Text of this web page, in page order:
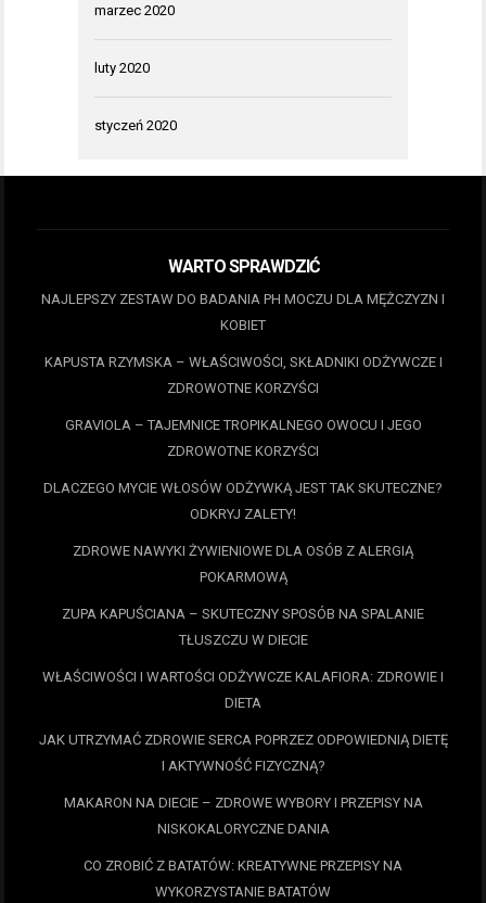
marzec 2020
luty 2020
styczeń 2020
WARTO SPRAWDZIĆ
NAJLEPSZY ZESTAW DO BADANIA PH MOCZU DLA MĘŻCZYZN I
KOBIET
KAPUSTA RZYMSKA – WŁAŚCIWOŚCI, SKŁADNIKI ODŻYWCZE I
ZDROWOTNE KORZYŚCI
GRAVIOLA – TAJEMNICE TROPIKALNEGO OWOCU I JEGO
ZDROWOTNE KORZYŚCI
DLACZEGO MYCIE WŁOSÓW ODŻYWKĄ JEST TAK SKUTECZNE?
ODKRYJ ZALETY!
ZDROWE NAWYKI ŻYWIENIOWE DLA OSÓB Z ALERGIĄ
POKARMOWĄ
ZUPA KAPUŚCIANA – SKUTECZNY SPOSÓB NA SPALANIE
TŁUSZCZU W DIECIE
WŁAŚCIWOŚCI I WARTOŚCI ODŻYWCZE KALAFIORA: ZDROWIE I
DIETA
JAK UTRZYMAĆ ZDROWIE SERCA POPRZEZ ODPOWIEDNIĄ DIETĘ
I AKTYWNOŚĆ FIZYCZNĄ?
MAKARON NA DIECIE – ZDROWE WYBORY I PRZEPISY NA
NISKOKALORYCZNE DANIA
CO ZROBIĆ Z BATATÓW: KREATYWNE PRZEPISY NA
WYKORZYSTANIE BATATÓW